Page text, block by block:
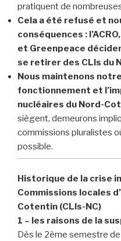
pratiquent de
Cela a été refusé et
conséquences :
et Greenpeace
se retirer des CLIs du
Nous maintenons
fonctionnement et
nucléaires du Nord-
siègent, demeurons
commissions pluralistes
possible.
Historique de la crise
Commissions locales
Cotentin (CLIs-NC)
1 – les raisons de la
Dès le 2ème semestre